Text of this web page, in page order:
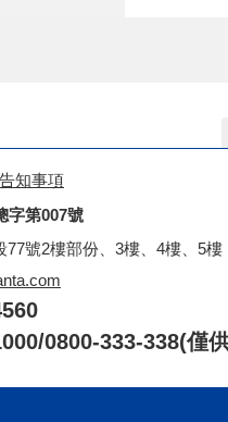
知事項
字第007號
號2樓部份、3樓、4樓、5樓
0800-333-338(僅